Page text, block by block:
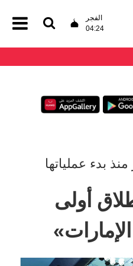
الفجر
04:24
أولى